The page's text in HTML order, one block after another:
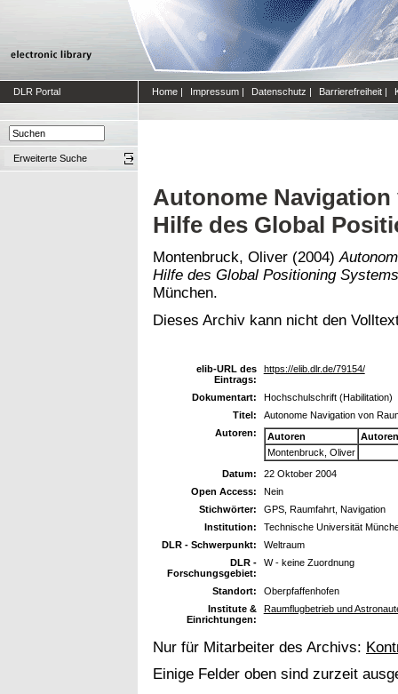
DLR Portal Home | Impressum | Datenschutz | Barrierefreiheit |
Erweiterte Suche
Autonome
Hilfe des Global
Montenbruck, Oliver (2004)
Hilfe des Global Positioning
München.
Dieses Archiv kann nicht den
elib-URL des
Eintrags:
https://elib.dlr.de/79154/
Dokumentart:
Hochschulschrift (Habilitation)
Titel:
Autonome Navigation von
Autoren:
Autoren
Montenbruck, Oliver
Datum:
22 Oktober 2004
Open Access:
Nein
Stichwörter:
GPS, Raumfahrt, Navigation
Institution:
Technische Universität
DLR - Schwerpunkt:
Weltraum
DLR -
Forschungsgebiet:
W - keine Zuordnung
Standort:
Oberpfaffenhofen
Institute &
Einrichtungen:
Raumflugbetrieb und
Nur für Mitarbeiter des Archivs:
Einige Felder oben sind zurzeit